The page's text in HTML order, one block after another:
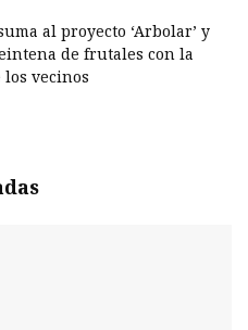
al proyecto ‘Arbolar’ y
de frutales con la
vecinos